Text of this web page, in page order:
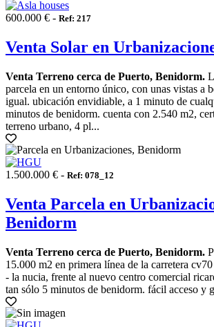
600.000 € - Ref: 217
Venta Solar en
Venta Terreno cerca de Puerto, Benidorm.
parcela en un entorno único, con unas vistas a
igual. ubicación envidiable, a 1 minuto de
minutos de benidorm. cuenta con 2.540 m2,
terreno urbano, 4 pl...
1.500.000 € - Ref: 078_12
Venta Parcela en
Benidorm
Venta Terreno cerca de Puerto, Benidorm.
15.000 m2 en primera línea de la carretera
- la nucia, frente al nuevo centro comercial
tan sólo 5 minutos de benidorm. fácil acceso y